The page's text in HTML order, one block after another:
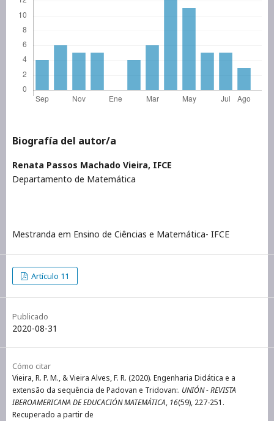
Biografía del autor/a
Renata Passos Machado Vieira, IFCE
Departamento de Matemática
Mestranda em Ensino de Ciências e Matemática- IFCE
Artículo 11
Publicado
2020-08-31
Cómo citar
Vieira, R. P. M., & Vieira Alves, F. R. (2020). Engenharia Didática e a
extensão da sequência de Padovan e Tridovan:. UNIÓN - REVISTA
IBEROAMERICANA DE EDUCACIÓN MATEMÁTICA, 16(59), 227-251.
Recuperado a partir de